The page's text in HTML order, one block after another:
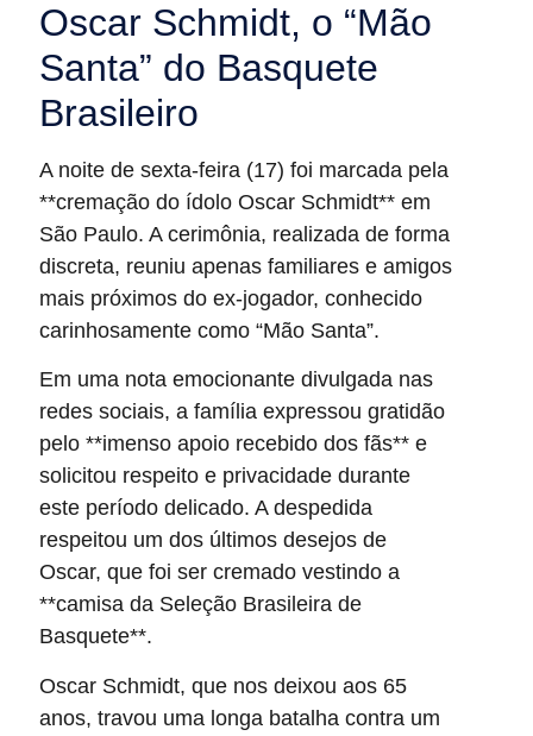
Oscar Schmidt, o “Mão
Santa” do Basquete
Brasileiro
A noite de sexta-feira (17) foi marcada pela
**cremação do ídolo Oscar Schmidt** em
São Paulo. A cerimônia, realizada de forma
discreta, reuniu apenas familiares e amigos
mais próximos do ex-jogador, conhecido
carinhosamente como “Mão Santa”.
Em uma nota emocionante divulgada nas
redes sociais, a família expressou gratidão
pelo **imenso apoio recebido dos fãs** e
solicitou respeito e privacidade durante
este período delicado. A despedida
respeitou um dos últimos desejos de
Oscar, que foi ser cremado vestindo a
**camisa da Seleção Brasileira de
Basquete**.
Oscar Schmidt, que nos deixou aos 65
anos, travou uma longa batalha contra um